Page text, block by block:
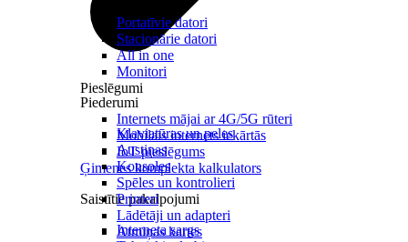
Pieslēgumi
Internets mājai ar 4G/5G rūteri
Mobilais internets iekārtās
IoT pieslēgums
Ģimenes komplekta kalkulators
Saistītie pakalpojumi
Interneta sargs
Portatīvie datori
Stacionārie datori
All in one
Monitori
Piederumi
Klaviatūras un peles
Austiņas
Konsoles
Spēles un kontrolieri
Printeri
Lādētāji un adapteri
Atmiņas kartes